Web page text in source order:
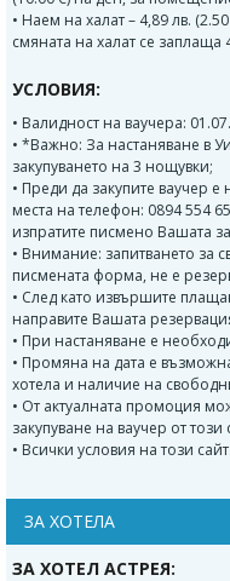
• Наем на халат – 4,89 лв.
смяната на халат се заплаща
УСЛОВИЯ:
• Валидност на ваучера:
• *Важно: За настаняване в
закупуването на 3 нощувки;
• Преди да закупите ваучер
места на телефон: 0894 554
изпратите писмено Вашата
• Внимание: запитването за
писмената форма, не е
• След като извършите
направите Вашата
• При настаняване е
• Промяна на дата е
хотела и наличие на
• От актуалната промоция
закупуване на ваучер от този
• Всички условия на този сайт.
ЗА ХОТЕЛА
ЗА ХОТЕЛ АСТРЕЯ: